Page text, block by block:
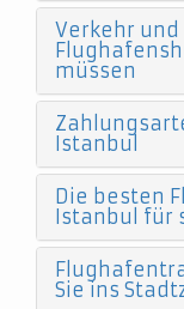
Verkehr
müssen
Istanbul
Die besten
Istanbul für
Sie ins